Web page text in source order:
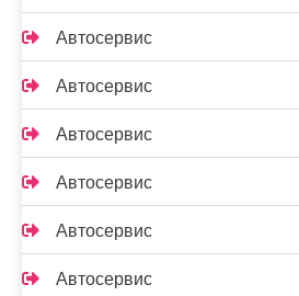
Автосервис
Автосервис
Автосервис
Автосервис
Автосервис
Автосервис